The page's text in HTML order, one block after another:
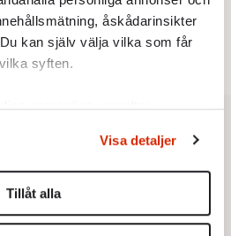
åskådarinsikter
kan själv välja vilka som får
syften.
personliga uppgifter
ditt samtycke när som
för att anpassa innehållet
Visa detaljer
Tillåt alla
oroar sig